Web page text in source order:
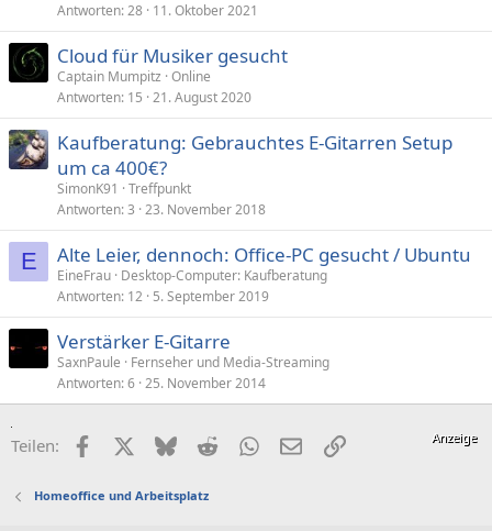
Antworten 28 11. Oktober 2021
Cloud für Musiker gesucht
Captain Mumpitz Online
Antworten 15 21. August 2020
Kaufberatung: Gebrauchtes E-Gitarren Setup
um ca 400€?
SimonK91
Treffpunkt
Antworten 3 23. November 2018
E Alte Leier, dennoch: Office-PC gesucht / Ubuntu
EineFrau Desktop-Computer: Kaufberatung
Antworten 12 5. September 2019
Verstärker E-Gitarre
SaxnPaule
Fernseher und Media-Streaming
Antworten 6 25. November 2014
Teilen: FacebookX (Twitter)
BlueskyRedditWhatsApp
E-MailLink
Homeoffice und Arbeitsplatz